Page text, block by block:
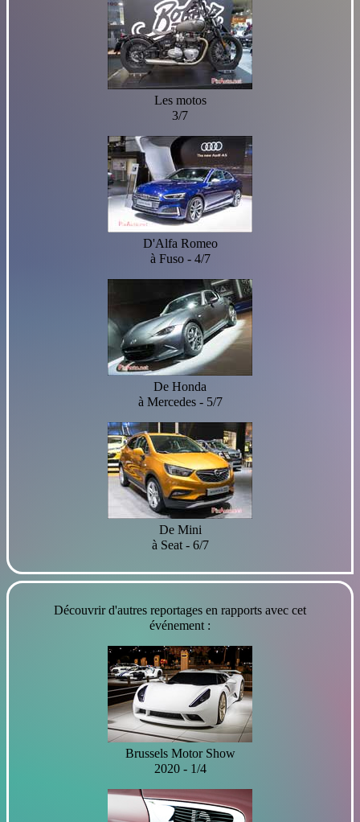
Les motos
3/7
D'Alfa Romeo
à Fuso - 4/7
De Honda
à Mercedes - 5/7
De Mini
à Seat - 6/7
Découvrir d'autres reportages en rapports avec cet
événement :
Brussels Motor Show
2020 - 1/4